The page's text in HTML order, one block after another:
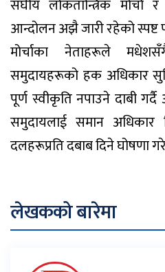
संघीय लोकतान्त्रिक
आन्दोलन अझै जारी रहेको स्पष्ट
मोर्चाका नेताहरूले
समुदायहरूको हक अधिकार
पूर्ण स्वीकृति नपाउने दाबी
समुदायलाई समान
दलहरूप्रति दबाब दिने घोषणा
लेखकको बारेमा